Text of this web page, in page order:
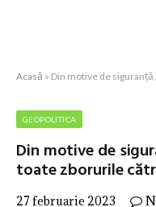
Acasă » Din motive de siguranță,
GEOPOLITICA
Din motive de
toate zborurile
27 februarie 2023